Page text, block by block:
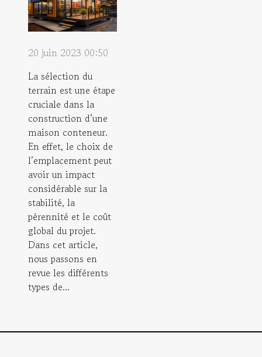
20 juin 2023 00:50
La sélection du
terrain est une étape
cruciale dans la
construction d’une
maison conteneur.
En effet, le choix de
l’emplacement peut
avoir un impact
considérable sur la
stabilité, la
pérennité et le coût
global du projet.
Dans cet article,
nous passons en
revue les différents
types de...